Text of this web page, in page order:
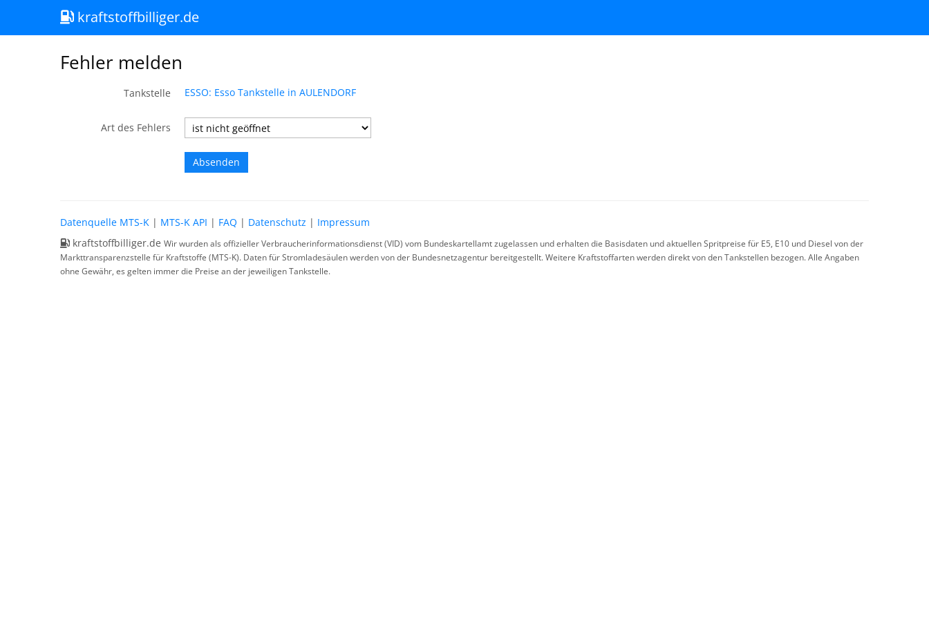
kraftstoffbilliger.de
Fehler melden
Tankstelle ESSO: Esso Tankstelle in AULENDORF
Art des Fehlers
Datenquelle MTS-K | MTS-K API | FAQ | Datenschutz | Impressum
kraftstoffbilliger.de Wir wurden als offizieller Verbraucherinformationsdienst (VID) vom Bundeskartellamt zugelassen und erhalten die Basisdaten und aktuellen Spritpreise für E5, E10 und Diesel von der
Markttransparenzstelle für Kraftstoffe (MTS-K). Daten für Stromladesäulen werden von der Bundesnetzagentur bereitgestellt. Weitere Kraftstoffarten werden direkt von den Tankstellen bezogen. Alle Angaben
ohne Gewähr, es gelten immer die Preise an der jeweiligen Tankstelle.